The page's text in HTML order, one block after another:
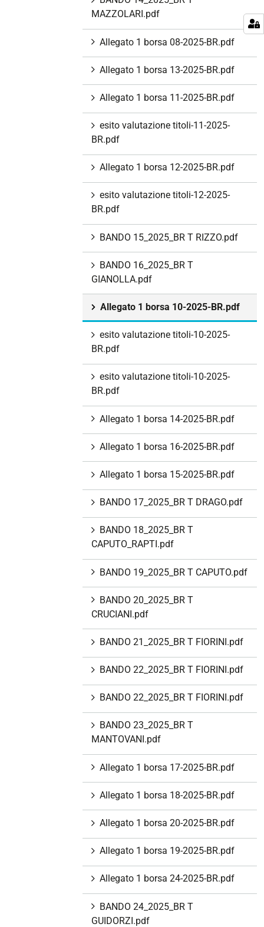
MAZZOLARI.pdf
Allegato 1 borsa 08-2025-BR.pdf
Allegato 1 borsa 13-2025-BR.pdf
Allegato 1 borsa 11-2025-BR.pdf
esito valutazione titoli-11-2025-
BR.pdf
Allegato 1 borsa 12-2025-BR.pdf
esito valutazione titoli-12-2025-
BR.pdf
BANDO 15_2025_BR T RIZZO.pdf
BANDO 16_2025_BR T
GIANOLLA.pdf
Allegato 1 borsa 10-2025-BR.pdf
esito valutazione titoli-10-2025-
BR.pdf
esito valutazione titoli-10-2025-
BR.pdf
Allegato 1 borsa 14-2025-BR.pdf
Allegato 1 borsa 16-2025-BR.pdf
Allegato 1 borsa 15-2025-BR.pdf
BANDO 17_2025_BR T DRAGO.pdf
BANDO 18_2025_BR T
CAPUTO_RAPTI.pdf
BANDO 19_2025_BR T CAPUTO.pdf
BANDO 20_2025_BR T
CRUCIANI.pdf
BANDO 21_2025_BR T FIORINI.pdf
BANDO 22_2025_BR T FIORINI.pdf
BANDO 22_2025_BR T FIORINI.pdf
BANDO 23_2025_BR T
MANTOVANI.pdf
Allegato 1 borsa 17-2025-BR.pdf
Allegato 1 borsa 18-2025-BR.pdf
Allegato 1 borsa 20-2025-BR.pdf
Allegato 1 borsa 19-2025-BR.pdf
Allegato 1 borsa 24-2025-BR.pdf
BANDO 24_2025_BR T
GUIDORZI.pdf